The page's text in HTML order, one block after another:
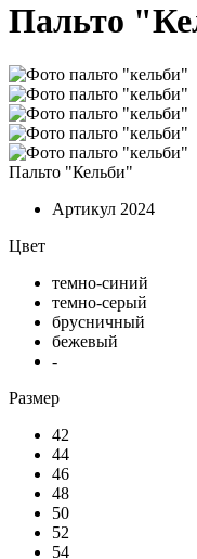
Пальто
Пальто "Кельби"
Артикул 2024
Цвет
темно-синий
темно-серый
брусничный
бежевый
-
Размер
42
44
46
48
50
52
54